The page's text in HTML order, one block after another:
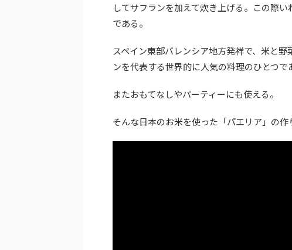
してサフランを加えて炊き上げる。この際
である。
スペイン東部バレンシア地方発祥で、米と
ンを代表する世界的に人気の料理のひとつで
またおもてなしやパーティーにも使える。
そんな日本のお米を使った「パエリア」の作